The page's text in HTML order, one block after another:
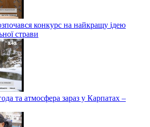
конкурс на найкращу ідею
страви
та атмосфера зараз у Карпатах –